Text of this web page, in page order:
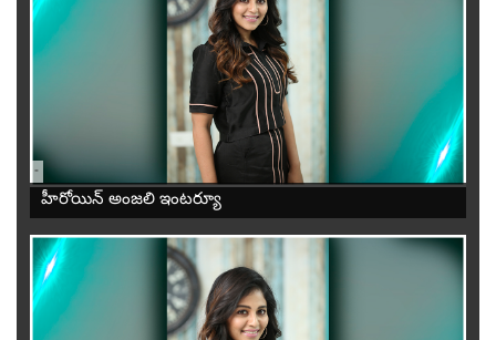
-
హీరోయిన్ అంజలి ఇంటర్యూ